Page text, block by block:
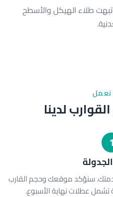
طلاء الهيكل والأسطح
لدينا
1
خدمتك. سنؤكد موقعك وحجم القارب
تشمل عطلات نهاية الأسبوع.